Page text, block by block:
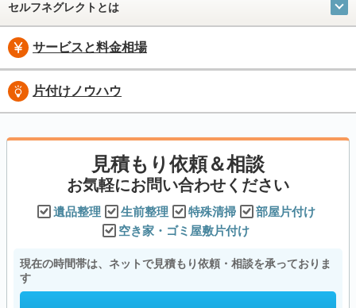
セルフネグレクトとは
サービスと料金相場
片付けノウハウ
見積もり依頼＆相談
お気軽にお問い合わせください
遺品整理 生前整理 特殊清掃
部屋片付け
空き家・ゴミ屋敷片付け
現在の時間帯は、ネットで見積もり依頼・相談を承っておりま
す